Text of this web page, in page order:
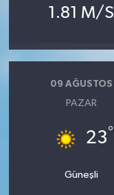
1.81 M/S
09 AĞUSTOS
PAZAR
23°
Güneşli